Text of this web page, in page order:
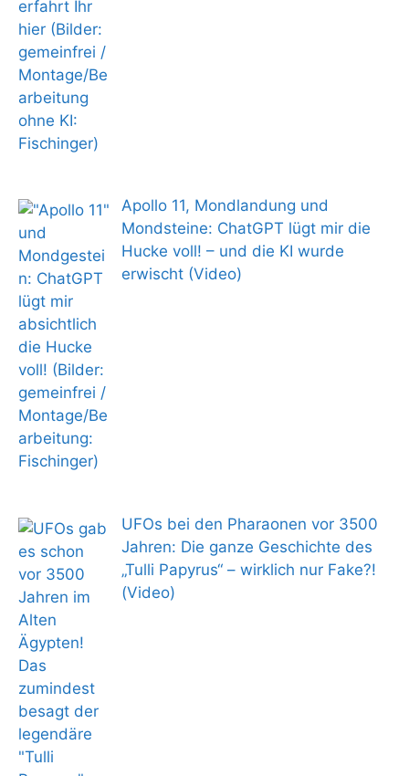
Apollo 11, Mondlandung und
Mondsteine: ChatGPT lügt mir die
Hucke voll! – und die KI wurde
erwischt (Video)
UFOs bei den Pharaonen vor 3500
Jahren: Die ganze Geschichte des
„Tulli Papyrus“ – wirklich nur Fake?!
(Video)